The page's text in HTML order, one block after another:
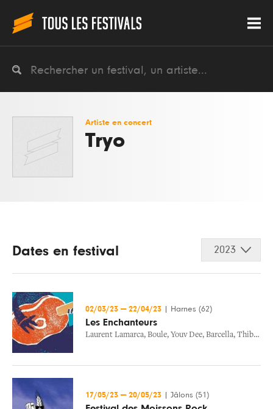
Artiste en concert
Tryo
Dates en festival 2023
02/03/23 — 22/04/23 Harnes (62)
Les Enchanteurs
Laurent Lamarca, Boule, Youv Dee, Barcella, Thibaud Defever
17/05/23 — 20/05/23 Jâlons (51)